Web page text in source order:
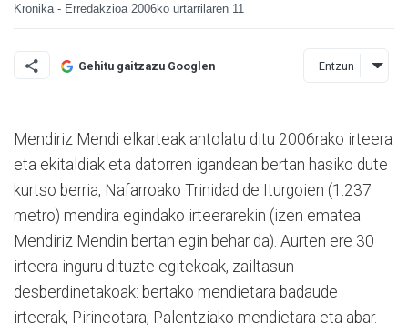
Kronika - Erredakzioa 2006ko urtarrilaren 11
Gehitu gaitzazu Googlen Entzun
Mendiriz Mendi elkarteak antolatu ditu 2006rako irteera
eta ekitaldiak eta datorren igandean bertan hasiko dute
kurtso berria, Nafarroako Trinidad de Iturgoien (1.237
metro) mendira egindako irteerarekin (izen ematea
Mendiriz Mendin bertan egin behar da). Aurten ere 30
irteera inguru dituzte egitekoak, zailtasun
desberdinetakoak: bertako mendietara badaude
irteerak, Pirineotara, Palentziako mendietara eta abar.